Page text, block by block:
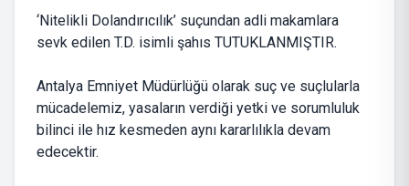
‘Nitelikli Dolandırıcılık’ suçundan adli makamlara
sevk edilen T.D. isimli şahıs TUTUKLANMIŞTIR.
Antalya Emniyet Müdürlüğü olarak suç ve suçlularla
mücadelemiz, yasaların verdiği yetki ve sorumluluk
bilinci ile hız kesmeden aynı kararlılıkla devam
edecektir.